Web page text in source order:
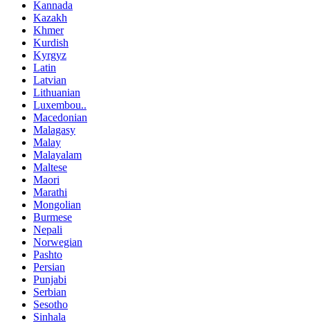
Kannada
Kazakh
Khmer
Kurdish
Kyrgyz
Latin
Latvian
Lithuanian
Luxembou..
Macedonian
Malagasy
Malay
Malayalam
Maltese
Maori
Marathi
Mongolian
Burmese
Nepali
Norwegian
Pashto
Persian
Punjabi
Serbian
Sesotho
Sinhala